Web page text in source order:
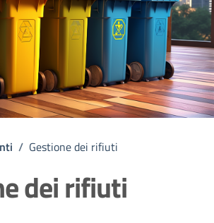
/ Gestione dei rifiuti
dei rifiuti